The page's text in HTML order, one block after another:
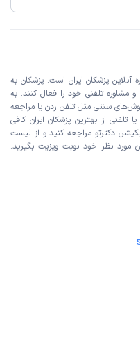
آنلاین پزشکان ایران است. پزشکان به
مشاوره تلفنی خود را فعال کنند. به
روش‌های سنتی مثل تلفن زدن یا مراجعه
از بهترین پزشکان ایران کافی
دکترتو مراجعه کنید و از لیست
مورد نظر خود نوبت ویزیت بگیرید.